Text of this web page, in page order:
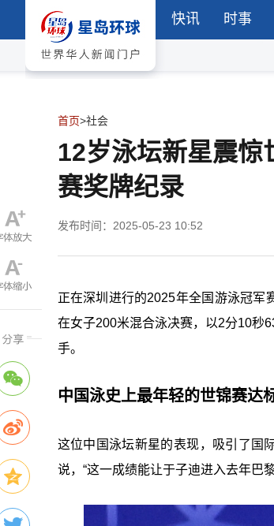
快讯 时事
首页>社会
12岁泳坛新星震惊
赛奖牌纪录
发布时间：2025-05-23 10:52
正在深圳进行的2025年全国游泳冠军
在女子200米混合泳决赛，以2分10秒
手。
中国泳史上最年轻的世锦赛达
这位中国泳坛新星的表现，吸引了国
说，“这一成绩能让于子迪进入去年巴